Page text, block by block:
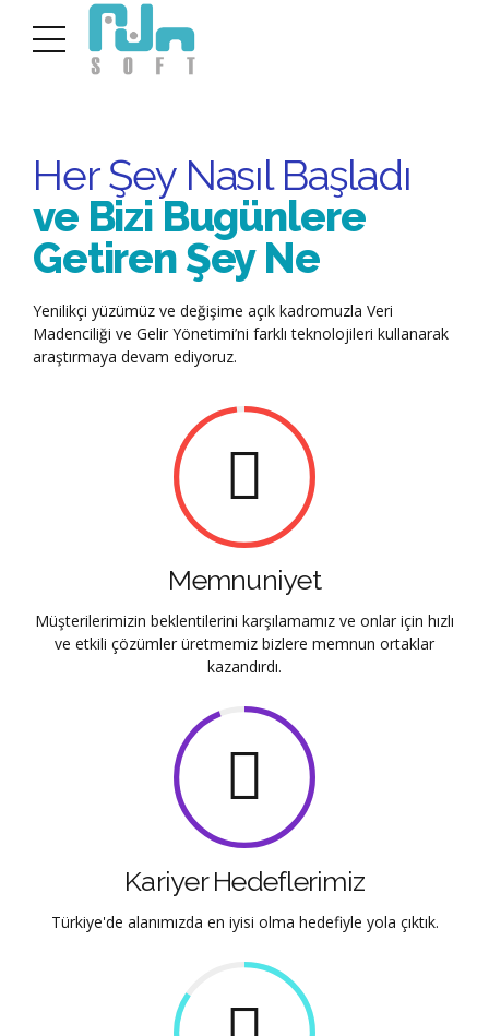
Her Şey Nasıl Başladı
ve Bizi Bugünlere
Getiren Şey Ne
Yenilikçi yüzümüz ve değişime açık kadromuzla Veri
Madenciliği ve Gelir Yönetimi’ni farklı teknolojileri kullanarak
araştırmaya devam ediyoruz.
Memnuniyet
Müşterilerimizin beklentilerini karşılamamız ve onlar için hızlı
ve etkili çözümler üretmemiz bizlere memnun ortaklar
kazandırdı.
Kariyer Hedeflerimiz
Türkiye'de alanımızda en iyisi olma hedefiyle yola çıktık.